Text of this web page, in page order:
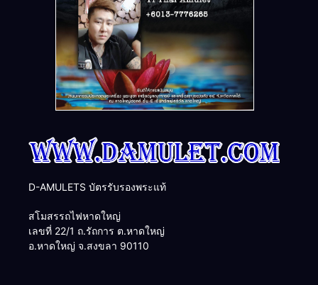
D-AMULETS บัตรรับรองพระแท้
สโมสรรถไฟหาดใหญ่
เลขที่ 22/1 ถ.รัถการ ต.หาดใหญ่
อ.หาดใหญ่ จ.สงขลา 90110